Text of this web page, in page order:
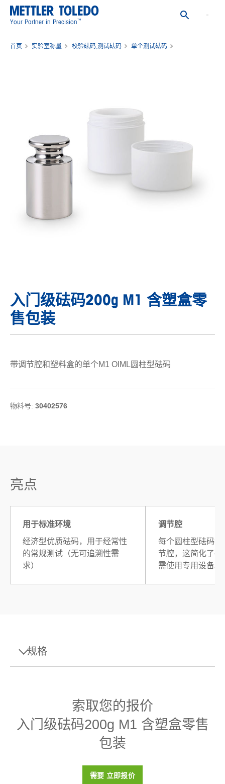
Your Partner in Precision™
首页 实验室称量 校验砝码,测试砝码
单个测试砝码
入门级砝码200g M1 含塑盒零
售包装
带调节腔和塑料盒的单个M1 OIML圆柱型砝码
物料号: 30402576
亮点
用于标准环境
经济型优质砝码，用于经常性
的常规测试（无可追溯性需
求）
调节腔
每个圆柱型砝码都
节腔，这简化了砝
需使用专用设备。
规格
7950 (± 140) kg/m3
磁化率X < 0.8
否
塑料盒（包括在内）
索取您的报价
入门级砝码200g M1 含塑盒零售
包装
需要 立即报价